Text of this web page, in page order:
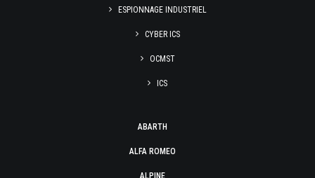
ESPIONNAGE INDUSTRIEL
CYBER ICS
OCMST
ICS
ABARTH
ALFA ROMEO
ALPINE